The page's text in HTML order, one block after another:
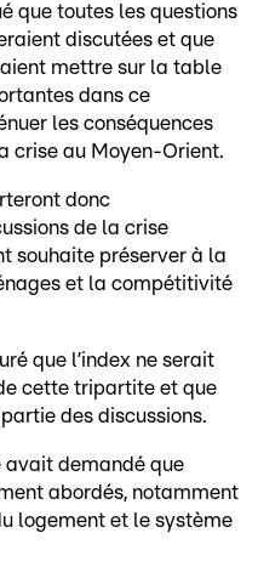
que toutes les questions
discutées et que
mettre sur la table
dans ce
les conséquences
crise au Moyen-Orient.
donc
de la crise
souhaite préserver à la
et la compétitivité
que l’index ne serait
cette tripartite et que
des discussions.
avait demandé que
abordés, notamment
logement et le système